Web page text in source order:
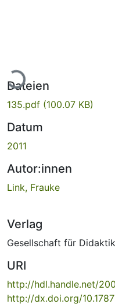
Dateien
135.pdf (100.07 KB)
Datum
2011
Autor:innen
Link, Frauke
Verlag
Gesellschaft für
URI
http://hdl.handle.net/
http://dx.doi.org/